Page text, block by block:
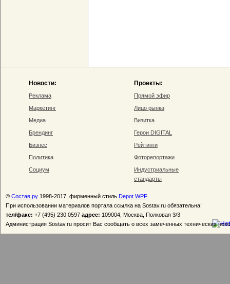
Новости:
Реклама
Маркетинг
Медиа
Брендинг
Бизнес
Политика
Социум
Проекты:
Прямой эфир
Лицо рынка
Визитка
Герои DIGITAL
Рейтинги
Фоторепортажи
Индустриальные
стандарты
© Состав.ру 1998-2017, фирменный стиль Depot WPF
При использовании материалов портала ссылка на Sostav.ru обязательна!
тел/факс: +7 (495) 230 0597 адрес: 109004, Москва, Полковая 3/3
Администрация Sostav.ru просит Вас сообщать о всех замеченных технических